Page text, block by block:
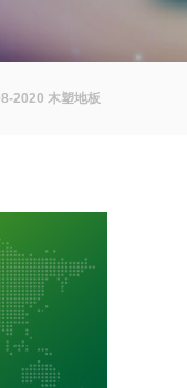
2020 木塑地板